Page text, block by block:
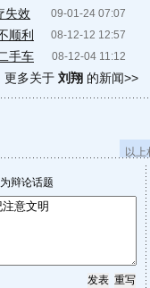
09-01-24 07:07
失效
08-12-12 12:57
顺利
08-12-04 11:12
手车
更多关于 刘翔 的新闻>>
以
辩论话题